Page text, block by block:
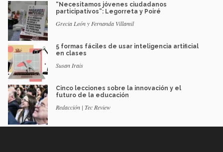
“Necesitamos jóvenes ciudadanos
participativos”: Legorreta y Poiré
Grecia León y Fernanda Villamil
5 formas fáciles de usar inteligencia artificial
en clases
Susan Irais
Cinco lecciones sobre la innovación y el
futuro de la educación
Redacción | Tec Review